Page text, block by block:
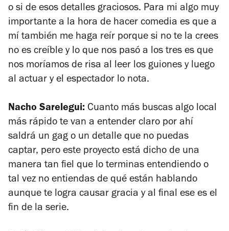
o si de esos detalles graciosos. Para mi algo muy
importante a la hora de hacer comedia es que a
mí también me haga reír porque si no te la crees
no es creíble y lo que nos pasó a los tres es que
nos moríamos de risa al leer los guiones y luego
al actuar y el espectador lo nota.
Nacho Sarelegui: Cuanto más buscas algo local
más rápido te van a entender claro por ahí
saldrá un gag o un detalle que no puedas
captar, pero este proyecto está dicho de una
manera tan fiel que lo terminas entendiendo o
tal vez no entiendas de qué están hablando
aunque te logra causar gracia y al final ese es el
fin de la serie.